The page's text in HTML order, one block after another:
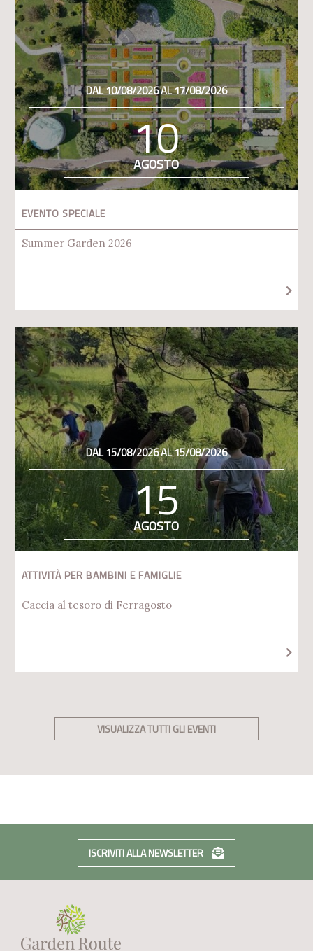
DAL 10/08/2026 AL 17/08/2026
10
AGOSTO
EVENTO SPECIALE
Summer Garden 2026
DAL 15/08/2026 AL 15/08/2026
15
AGOSTO
ATTIVITÀ PER BAMBINI E FAMIGLIE
Caccia al tesoro di Ferragosto
VISUALIZZA TUTTI GLI EVENTI
ISCRIVITI ALLA NEWSLETTER